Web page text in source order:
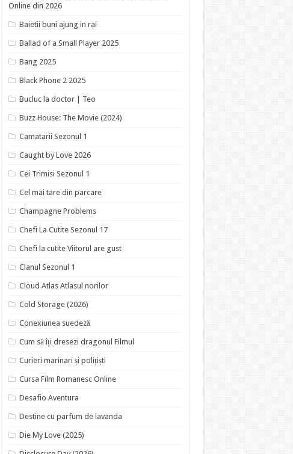
Online din 2026
Baietii buni ajung in rai
Ballad of a Small Player 2025
Bang 2025
Black Phone 2 2025
Bucluc la doctor | Teo
Buzz House: The Movie (2024)
Camatarii Sezonul 1
Caught by Love 2026
Cei Trimisi Sezonul 1
Cel mai tare din parcare
Champagne Problems
Chefi La Cutite Sezonul 17
Chefi la cutite Viitorul are gust
Clanul Sezonul 1
Cloud Atlas Atlasul norilor
Cold Storage (2026)
Conexiunea suedeză
Cum să îți dresezi dragonul Filmul
Curieri marinari și polițiști
Cursa Film Romanesc Online
Desafio Aventura
Destine cu parfum de lavanda
Die My Love (2025)